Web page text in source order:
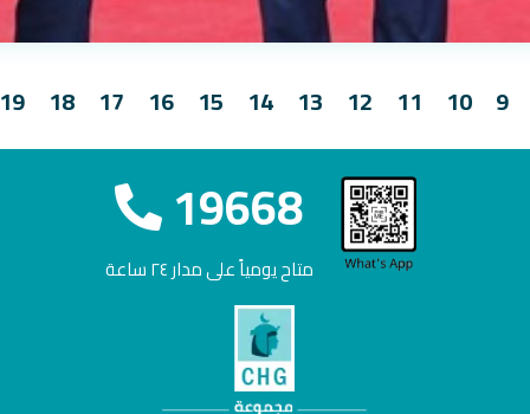
9
10
11
12
13
14
15
16
17
18
19668
متاح يومياً على مدار ٢٤ ساعة